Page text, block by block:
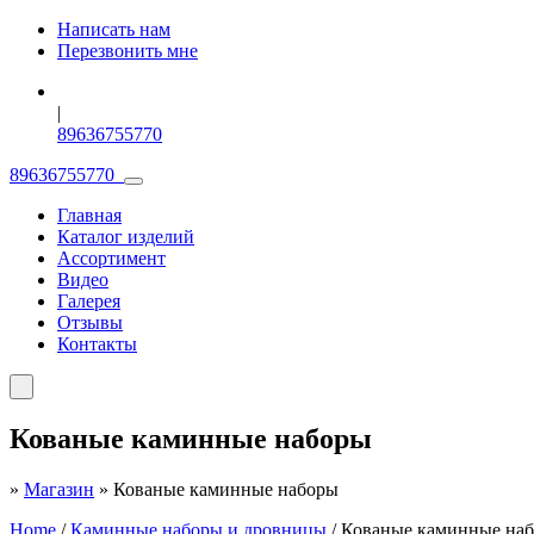
Написать нам
Перезвонить мне
|
89636755770
89636755770
Главная
Каталог изделий
Ассортимент
Видео
Галерея
Отзывы
Контакты
Кованые каминные наборы
» Магазин » Кованые каминные наборы
Home /Каминные наборы и дровницы / Кованые каминные